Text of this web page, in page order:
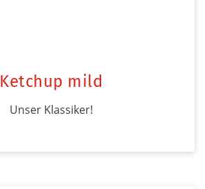
Ketchup mild
Unser Klassiker!